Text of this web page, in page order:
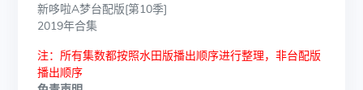
新哆啦A梦台配版[第10季]
2019年合集
注：所有集数都按照水田版播出顺序进行整理，非台配版
播出顺序